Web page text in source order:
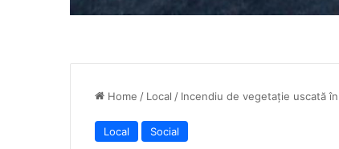
Home / Local / Incendiu de vegetație uscată
Local Social